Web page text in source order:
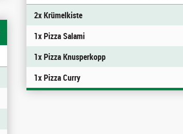
2x Krümelkiste
1x Pizza Salami
1x Pizza Knusperkopp
1x Pizza Curry